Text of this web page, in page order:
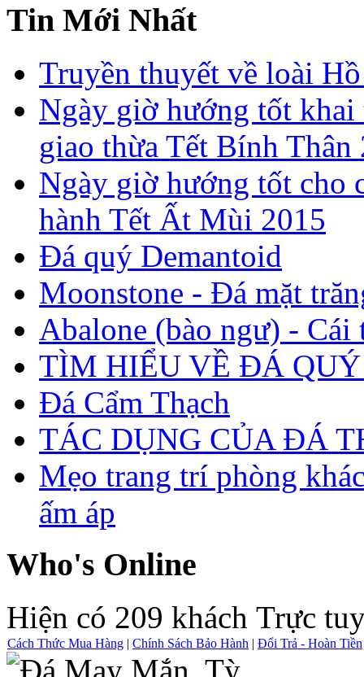
Tin Mới Nhất
Truyền thuyết về loài
Ngày giờ hướng tốt
giao thừa Tết Bính Thân
Ngày giờ hướng tốt cho
hành Tết Ất Mùi 2015
Đá quý Demantoid
Moonstone - Đá mặt
Abalone (bào ngư) - Cái
TÌM HIỂU VỀ ĐÁ QUÝ
Đá Cẩm Thạch
TÁC DỤNG CỦA ĐÁ
Mẹo trang trí phòng
ấm áp
Who's Online
Hiện có 209 khách Trực
Cách Thức Mua Hàng | Chính Sách Bảo Hành | Đổi Trả - Hoàn Tiền